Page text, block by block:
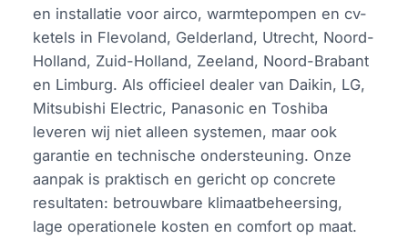
en installatie voor airco, warmtepompen en cv-
ketels in Flevoland, Gelderland, Utrecht, Noord-
Holland, Zuid-Holland, Zeeland, Noord-Brabant
en Limburg. Als officieel dealer van Daikin, LG,
Mitsubishi Electric, Panasonic en Toshiba
leveren wij niet alleen systemen, maar ook
garantie en technische ondersteuning. Onze
aanpak is praktisch en gericht op concrete
resultaten: betrouwbare klimaatbeheersing,
lage operationele kosten en comfort op maat.